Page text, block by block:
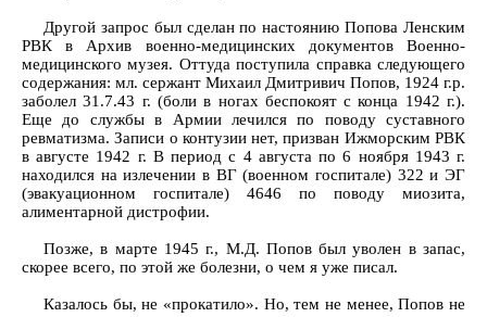
Другой запрос был сделан по настоянию Попова Ленским
РВК в Архив военно-медицинских документов Военно-
медицинского музея. Оттуда поступила справка следующего
содержания: мл. сержант Михаил Дмитривич Попов, 1924 г.р.
заболел 31.7.43 г. (боли в ногах беспокоят с конца 1942 г.).
Еще до службы в Армии лечился по поводу суставного
ревматизма. Записи о контузии нет, призван Ижморским РВК
в августе 1942 г. В период с 4 августа по 6 ноября 1943 г.
находился на излечении в ВГ (военном госпитале) 322 и ЭГ
(эвакуационном госпитале) 4646 по поводу миозита,
алиментарной дистрофии.
Позже, в марте 1945 г., М.Д. Попов был уволен в запас,
скорее всего, по этой же болезни, о чем я уже писал.
Казалось бы, не «прокатило». Но, тем не менее, Попов не